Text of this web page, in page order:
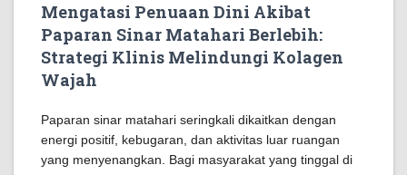
Mengatasi Penuaan Dini Akibat
Paparan Sinar Matahari Berlebih:
Strategi Klinis Melindungi Kolagen
Wajah
Paparan sinar matahari seringkali dikaitkan dengan
energi positif, kebugaran, dan aktivitas luar ruangan
yang menyenangkan. Bagi masyarakat yang tinggal di